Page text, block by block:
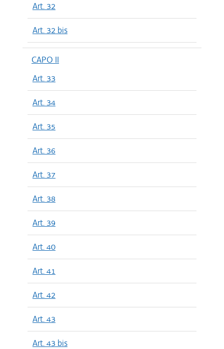
Art. 32
Art. 32 bis
CAPO II
Art. 33
Art. 34
Art. 35
Art. 36
Art. 37
Art. 38
Art. 39
Art. 40
Art. 41
Art. 42
Art. 43
Art. 43 bis